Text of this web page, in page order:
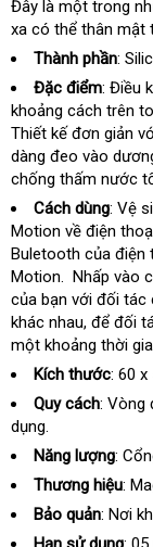
Đây là một trong
xa có thể thân mật
Thành phần:
Đặc điểm: Điều
khoảng cách trên
Thiết kế đơn giản
dàng đeo vào
chống thấm nước
Cách dùng: Vệ
Motion về điện
Buletooth đặt
mua
của điện
Motion. Nhấp vào
của bạn giao
hàng
với đối tác
khác nhauThái
Lan
, chợ
để đối
một khoảng thời
Kích thước: 60 x
Quy cách: Vòng
dụng.
Năng lượng:
Thương hiệu:
Bảo quản: Nơi